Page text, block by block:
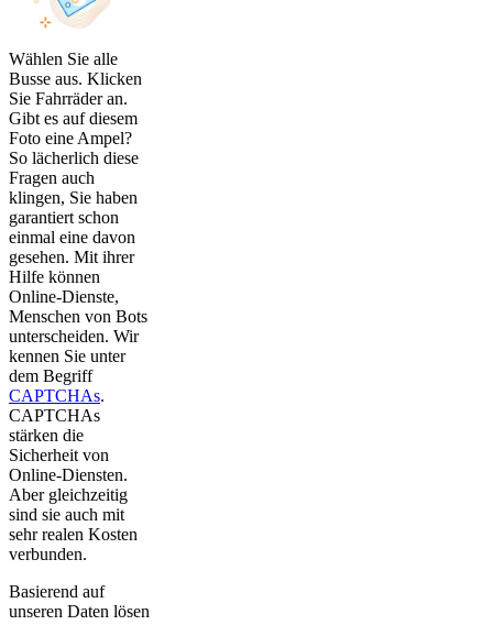
Wählen Sie alle
Busse aus. Klicken
Sie Fahrräder an.
Gibt es auf diesem
Foto eine Ampel?
So lächerlich diese
Fragen auch
klingen, Sie haben
garantiert schon
einmal eine davon
gesehen. Mit ihrer
Hilfe können
Online-Dienste,
Menschen von Bots
unterscheiden. Wir
kennen Sie unter
dem Begriff
CAPTCHAs.
CAPTCHAs
stärken die
Sicherheit von
Online-Diensten.
Aber gleichzeitig
sind sie auch mit
sehr realen Kosten
verbunden.
Basierend auf
unseren Daten lösen